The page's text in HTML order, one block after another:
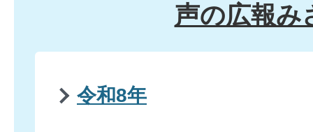
声の広報み
令和8年